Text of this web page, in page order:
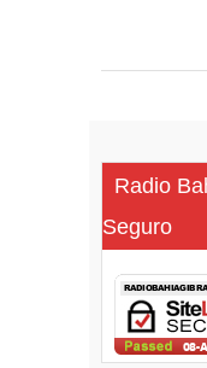
Radio
Seguro